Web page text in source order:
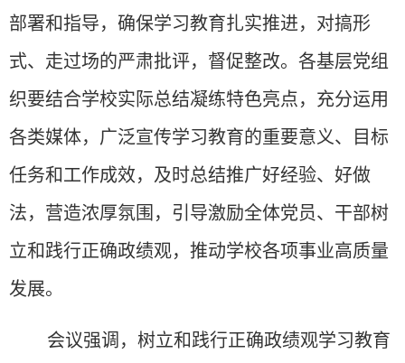
部署和指导，确保学习教育扎实推进，对搞形
式、走过场的严肃批评，督促整改。各基层党组
织要结合学校实际总结凝练特色亮点，充分运用
各类媒体，广泛宣传学习教育的重要意义、目标
任务和工作成效，及时总结推广好经验、好做
法，营造浓厚氛围，引导激励全体党员、干部树
立和践行正确政绩观，推动学校各项事业高质量
发展。
会议强调，树立和践行正确政绩观学习教育